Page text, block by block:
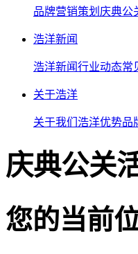
品牌营销策划 庆典公
浩洋新闻
浩洋新闻行业动态常
关于浩洋
关于我们 浩洋优势品
庆典公关
您的当前位